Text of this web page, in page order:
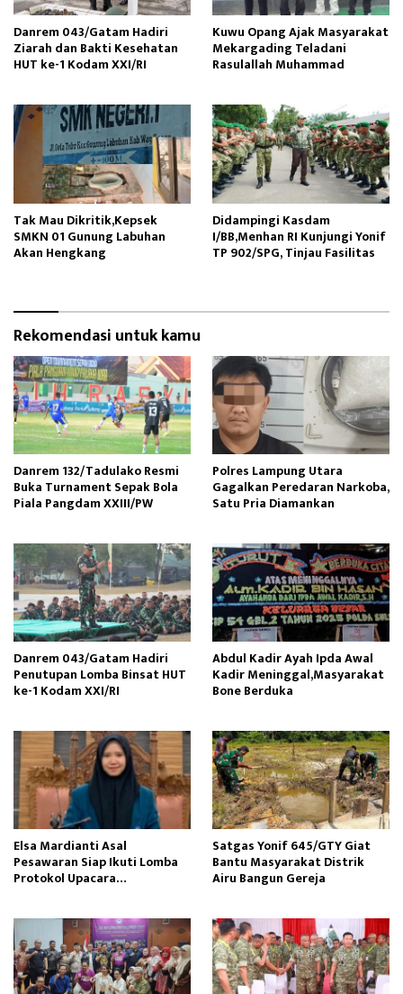
Danrem 043/Gatam Hadiri
Ziarah dan Bakti Kesehatan
HUT ke-1 Kodam XXI/RI
Kuwu Opang Ajak Masyarakat
Mekargading Teladani
Rasulallah Muhammad
Tak Mau Dikritik,Kepsek
SMKN 01 Gunung Labuhan
Akan Hengkang
Didampingi Kasdam
I/BB,Menhan RI Kunjungi Yonif
TP 902/SPG, Tinjau Fasilitas
Rekomendasi untuk kamu
Danrem 132/Tadulako Resmi
Buka Turnament Sepak Bola
Piala Pangdam XXIII/PW
Polres Lampung Utara
Gagalkan Peredaran Narkoba,
Satu Pria Diamankan
Danrem 043/Gatam Hadiri
Penutupan Lomba Binsat HUT
ke-1 Kodam XXI/RI
Abdul Kadir Ayah Ipda Awal
Kadir Meninggal,Masyarakat
Bone Berduka
Elsa Mardianti Asal
Pesawaran Siap Ikuti Lomba
Protokol Upacara
Satgas Yonif 645/GTY Giat
Bantu Masyarakat Distrik
Airu Bangun Gereja ‎